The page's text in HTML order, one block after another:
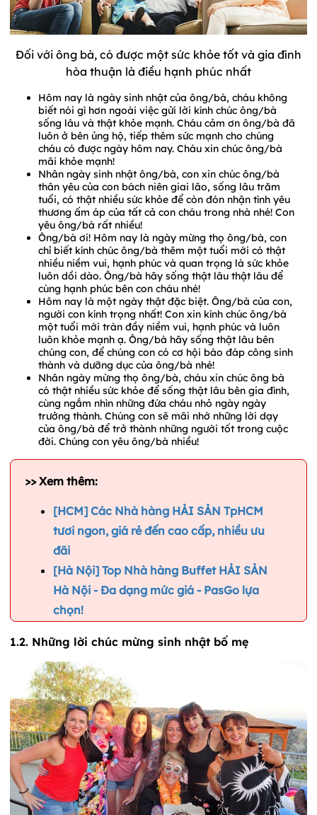
Đối với ông bà, có được một sức khỏe tốt và gia đình
hòa thuận là điều hạnh phúc nhất
Hôm nay là ngày sinh nhật của ông/bà, cháu không
biết nói gì hơn ngoài việc gửi lời kính chúc ông/bà
sống lâu và thật khỏe mạnh. Cháu cảm ơn ông/bà đã
luôn ở bên ủng hộ, tiếp thêm sức mạnh cho chúng
cháu có được ngày hôm nay. Cháu xin chúc ông/bà
mãi khỏe mạnh!
Nhân ngày sinh nhật ông/bà, con xin chúc ông/bà
thân yêu của con bách niên giai lão, sống lâu trăm
tuổi, có thật nhiều sức khỏe để còn đón nhận tình yêu
thương ấm áp của tất cả con cháu trong nhà nhé! Con
yêu ông/bà rất nhiều!
Ông/bà ơi! Hôm nay là ngày mừng thọ ông/bà, con
chỉ biết kính chúc ông/bà thêm một tuổi mới có thật
nhiều niềm vui, hạnh phúc và quan trọng là sức khỏe
luôn dồi dào. Ông/bà hãy sống thật lâu thật lâu để
cùng hạnh phúc bên con cháu nhé!
Hôm nay là một ngày thật đặc biệt. Ông/bà của con,
người con kính trọng nhất! Con xin kính chúc ông/bà
một tuổi mới tràn đầy niềm vui, hạnh phúc và luôn
luôn khỏe mạnh ạ. Ông/bà hãy sống thật lâu bên
chúng con, để chúng con có cơ hội báo đáp công sinh
thành và dưỡng dục của ông/bà nhé!
Nhân ngày mừng thọ ông/bà, cháu xin chúc ông bà
có thật nhiều sức khỏe để sống thật lâu bên gia đình,
cùng ngắm nhìn những đứa cháu nhỏ ngày ngày
trưởng thành. Chúng con sẽ mãi nhớ những lời dạy
của ông/bà để trở thành những người tốt trong cuộc
đời. Chúng con yêu ông/bà nhiều!
>> Xem thêm:
[HCM] Các Nhà hàng HẢI SẢN TpHCM
tươi ngon, giá rẻ đến cao cấp, nhiều ưu
đãi
[Hà Nội] Top Nhà hàng Buffet HẢI SẢN
Hà Nội - Đa dạng mức giá - PasGo lựa
chọn!
1.2. Những lời chúc mừng sinh nhật bố mẹ